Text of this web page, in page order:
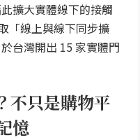
擴大實體線下的接觸
「線上與線下同步擴
台灣開出 15 家實體門
不只是購物平
憶